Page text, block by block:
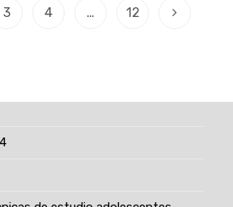
3 4 … 12 Ir a la